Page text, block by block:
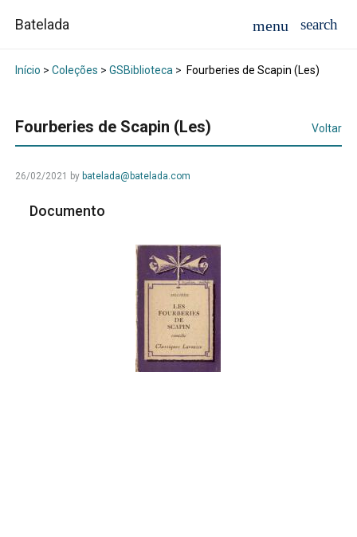
Batelada
Início > Coleções > GSBiblioteca> Fourberies de Scapin (Les)
Fourberies de Scapin (Les) Voltar
26/02/2021 by batelada@batelada.com
Documento